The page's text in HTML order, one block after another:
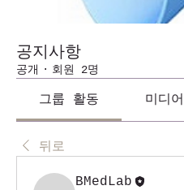
공지사항
공개 · 회원 2명
그룹 활동 미디어
뒤로
BMedLab